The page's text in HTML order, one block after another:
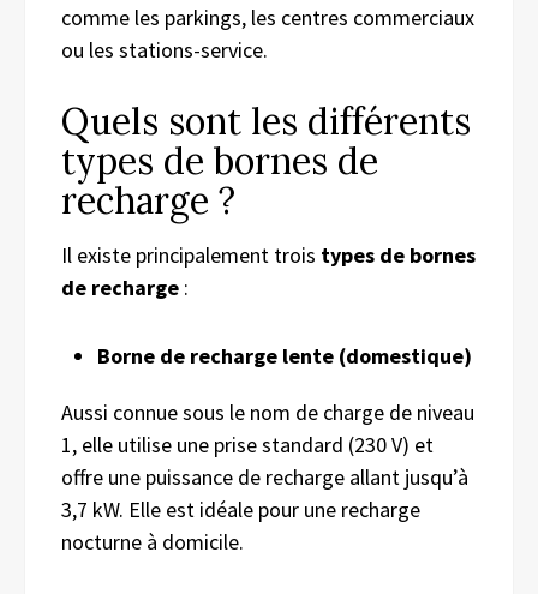
comme les parkings, les centres commerciaux
ou les stations-service.
Quels sont les différents
types de bornes de
recharge ?
Il existe principalement trois types de bornes
de recharge :
Borne de recharge lente (domestique)
Aussi connue sous le nom de charge de niveau
1, elle utilise une prise standard (230 V) et
offre une puissance de recharge allant jusqu’à
3,7 kW. Elle est idéale pour une recharge
nocturne à domicile.